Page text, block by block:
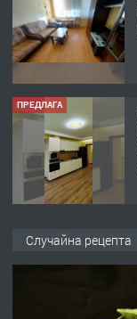
ПРЕДЛАГА
Случайна рецепта